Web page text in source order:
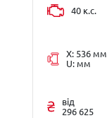
40 к.с.
X: 536 мм
U: мм
від
296 625